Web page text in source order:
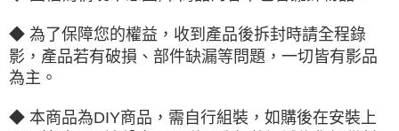
◆ 為了保障您的權益，收到產品後拆封時請全程錄
影，產品若有破損、部件缺漏等問題，一切皆有影品
為主。
◆ 本商品為DIY商品，需自行組裝，如購後在安裝上